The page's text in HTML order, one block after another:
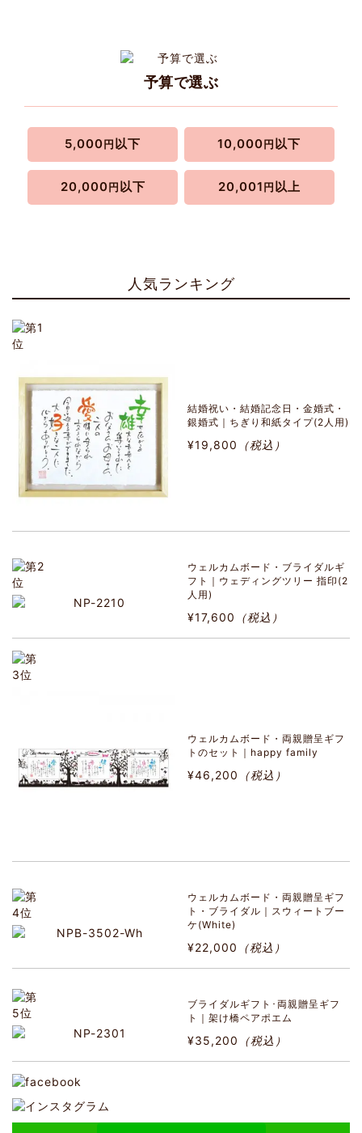
予算で選ぶ
5,000 円 以下 10,000 円 以下
20,000 円 以下 20,001 円 以上
人気ランキング
結婚祝い・結婚記念日・金婚式・
銀婚式｜ちぎり和紙タイプ(2人用)
¥19,800 （税込）
ウェルカムボード・ブライダルギ
フト｜ウェディングツリー 指印(2
人用)
¥17,600 （税込）
ウェルカムボード・両親贈呈ギフ
トのセット｜happy family
¥46,200 （税込）
ウェルカムボード・両親贈呈ギフ
ト・ブライダル｜スウィートブー
ケ(White)
¥22,000 （税込）
ブライダルギフト･両親贈呈ギフ
ト｜架け橋ペアポエム
¥35,200 （税込）